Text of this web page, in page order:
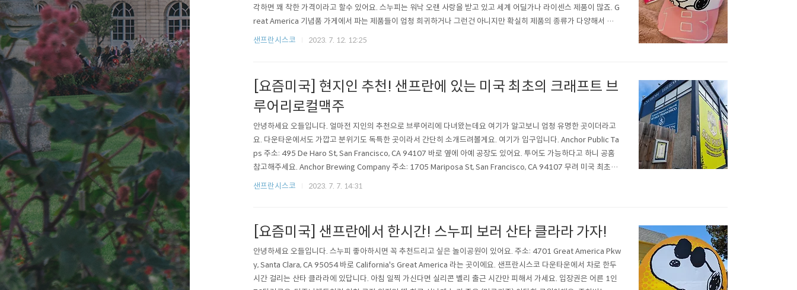
각하면 꽤 착한 가격이라고 할수 있어요. 스누피는 워낙 오랜 사랑을 받고 있고 세계 어딜가나 라이센스 제품이 많죠. G
reat America 기념품 가게에서 파는 제품들이 엄청 희귀하거나 그런건 아니지만 확실히 제품의 종류가 다양해서 고르
는 재미가 있었어요. 가격도 기념품 가게치고 양심적인 편이고요. Great America라고 써있는 후디는 분리가 가능해서
샌프란시스코 2023. 7. 12. 12:25
[요즘미국] 현지인 추천! 샌프란에 있는 미국 최초의 크래프트 브
루어리로컬맥주
안녕하세요 오들입니다. 얼마전 지인의 추천으로 브루어리에 다녀왔는데요 여기가 알고보니 엄청 유명한 곳이더라고
요. 다운타운에서도 가깝고 분위기도 독특한 곳이라서 간단히 소개드려볼게요. 여기가 입구입니다. Anchor Public Ta
ps 주소: 495 De Haro St, San Francisco, CA 94107 바로 옆에 아예 공장도 있어요. 투어도 가능하다고 하니 공홈
참고해주세요. Anchor Brewing Company 주소: 1705 Mariposa St, San Francisco, CA 94107 무려 미국 최초의
크래프트 브루어리라고 해요. 1896년에 세워졌데요. 여기가 샌프란시스코 맞나 싶을 정도로 넓직한 비어홀이에요. 게
샌프란시스코 2023. 7. 7. 14:31
[요즘미국] 샌프란에서 한시간! 스누피 보러 산타 클라라 가자!
안녕하세요 오들입니다. 스누피 좋아하시면 꼭 추천드리고 싶은 놀이공원이 있어요. 주소: 4701 Great America Pkw
y, Santa Clara, CA 95054 바로 California's Great America 라는 곳이에요. 샌프란시스코 다운타운에서 차로 한두
시간 걸리는 산타 클라라에 있답니다. 아침 일찍 가신다면 실리콘 벨리 출근 시간만 피해서 가세요. 입장권은 어른 1인